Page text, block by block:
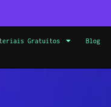
Gratuitos Blog